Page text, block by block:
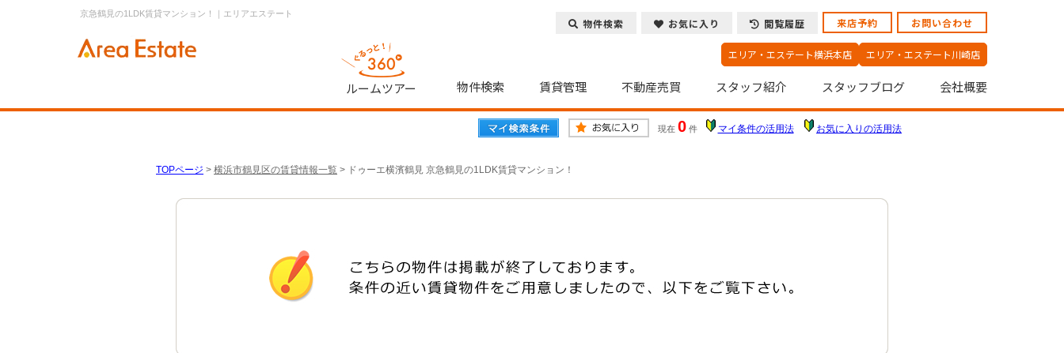
京急鶴見の1LDK賃貸マンション！｜エリアエステート
物件検索 お気に入り 閲覧履歴 来店予約 お問い合わせ
エリア・エステート横浜本店 エリア・エステート川崎店
ルームツアー 物件検索 賃貸管理 不動産売買 スタッフ紹介 スタッフブログ 会社概要
現在 0 件 マイ条件の活用法 お気に入りの活用法
TOPページ > 横浜市鶴見区の賃貸情報一覧 > ドゥーエ横濱鶴見 京急鶴見の1LDK賃貸マンション！